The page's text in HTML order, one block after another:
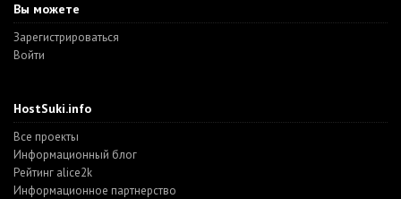
Вы можете
Зарегистрироваться
Войти
HostSuki.info
Все проекты
Информационный блог
Рейтинг alice2k
Информационное партнерство